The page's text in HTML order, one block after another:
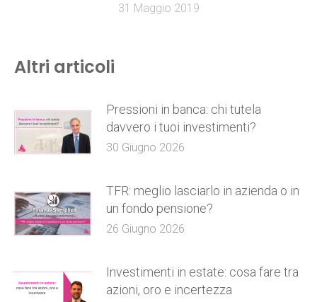
31 Maggio 2019
Altri articoli
Pressioni in banca: chi tutela
davvero i tuoi investimenti?
30 Giugno 2026
TFR: meglio lasciarlo in azienda o in
un fondo pensione?
26 Giugno 2026
Investimenti in estate: cosa fare tra
azioni, oro e incertezza